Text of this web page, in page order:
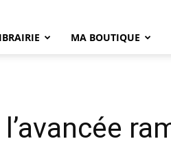
MA BOUTIQUE